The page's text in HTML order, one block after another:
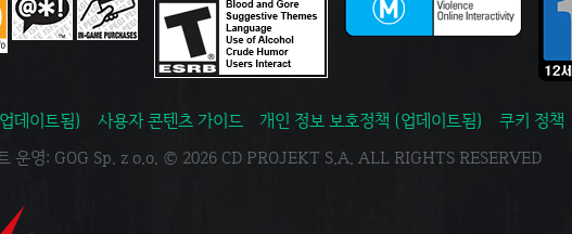
데이트됨) 사용자 콘텐츠 가이드 개인 정보 보호정책 (업데이트됨) 쿠키 정책
운영: GOG Sp. z o.o. © 2026 CD PROJEKT S.A. ALL RIGHTS RESERVED